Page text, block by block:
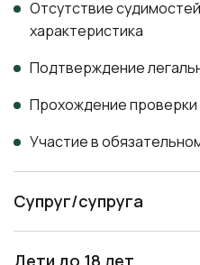
Соломоновы Острова
Тонга
Тувалу
Фиджи
Прохождение проверки
Участие в
Супруг/супруга
Дети до 18 лет
Дети от 18 до 30 лет